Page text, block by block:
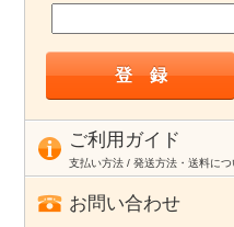
ご利用ガイド
支払い方法 / 発送方法・送料に
お問い合わせ